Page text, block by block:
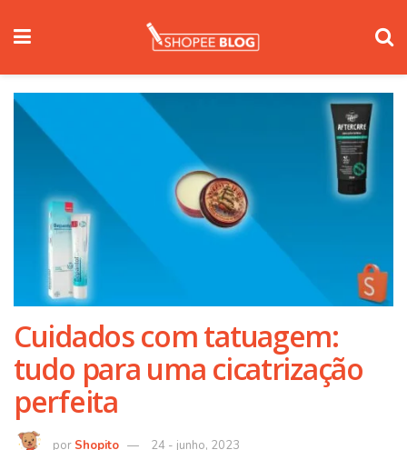
Cuidados com tatuagem:
tudo para uma cicatrização
perfeita
Shopito 24 - junho, 2023